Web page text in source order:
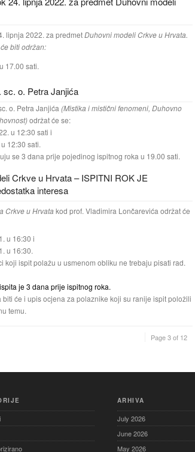
lipnja 2022. za predmetDuhovni modeli Crkve u Hrvata.
biti održan:
17.00 sati.
sc. o. Petra Janjića
o. Petra Janjića (Mistika i mistični fenomeni, Duhovno
održat će se:
u 12:30 sati i
12:30 sati.
se 3 dana prije pojedinog ispitnog roka u 19.00 sati.
Crkve u Hrvata – ISPITNI ROK JE
interesa
Crkve u Hrvata kod prof. Vladimira Lončarevića održat će
u 16:30 i
u 16:30.
koji ispit polažu u usmenom obliku ne trebaju pisati rad.
je 3 dana prije ispitnog roka.
biti će i upis ocjena za polaznike koji su ranije ispit položili
temu.
Page 3 of 12
ARHIVA
July 2026
June 2026
May 2026